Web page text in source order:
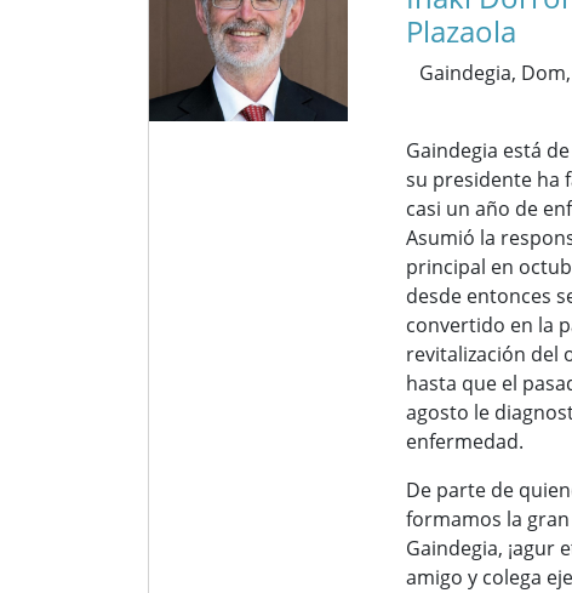
Plazaola
Gaindegia,
Gaindegia está
su presidente ha
casi un año de
Asumió la
principal en
desde entonces
convertido en la
revitalización del
hasta que el
agosto le
enfermedad.
De parte de
formamos la
Gaindegia, ¡agur
amigo y colega